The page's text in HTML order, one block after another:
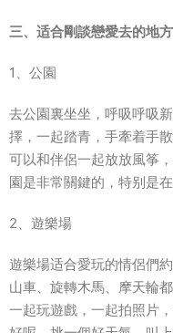
三、适合剛談戀愛去的地方
1、公園
去公園裏坐坐，呼吸呼吸
擇，一起踏青，手牽着手
可以和伴侶一起放放風筝
園是非常關鍵的，特别是在
2、遊樂場
遊樂場适合愛玩的情侶們
山車、旋轉木馬、摩天輪
一起玩遊戲，一起拍照片